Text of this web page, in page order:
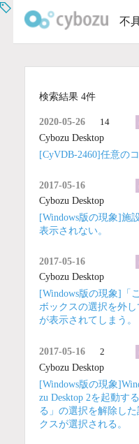
不
検索結果 4件
2020-05-26 14
Cybozu Desktop
[CyVDB-2460]任意の
2017-05-16
Cybozu Desktop
[Windows版の現象]施
表示されない。
2017-05-16
Cybozu Desktop
[Windows版の現象]「
ボックスの選択を外
が表示されてしまう。
2017-05-16 2
Cybozu Desktop
[Windows版の現象
zu Desktop 2を起動す
る」の選択を解除し
クスが選択される。